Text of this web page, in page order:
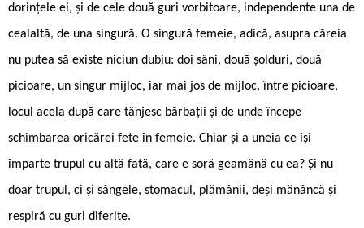
dorințele ei, și de cele două guri vorbitoare, independente una de
cealaltă, de una singură. O singură femeie, adică, asupra căreia
nu putea să existe niciun dubiu: doi sâni, două șolduri, două
picioare, un singur mijloc, iar mai jos de mijloc, între picioare,
locul acela după care tânjesc bărbații și de unde începe
schimbarea oricărei fete în femeie. Chiar și a uneia ce își
împarte trupul cu altă fată, care e soră geamănă cu ea? Și nu
doar trupul, ci și sângele, stomacul, plămânii, deși mănâncă și
respiră cu guri diferite.